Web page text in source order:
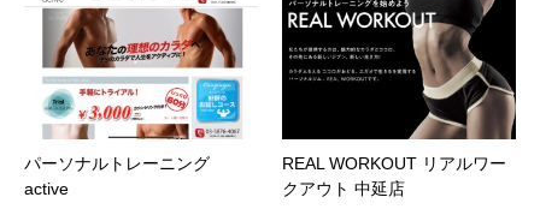
パーソナルトレーニング
active
REAL WORKOUT リアルワー
クアウト 中延店